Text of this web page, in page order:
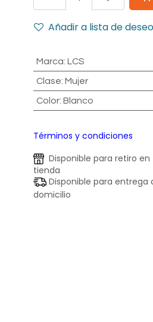
Añadir a lista de
Marca: LCS
Clase: Mujer
Color: Blanco
Términos y condiciones
Disponible para retiro en
tienda
Disponible para entrega
domicilio